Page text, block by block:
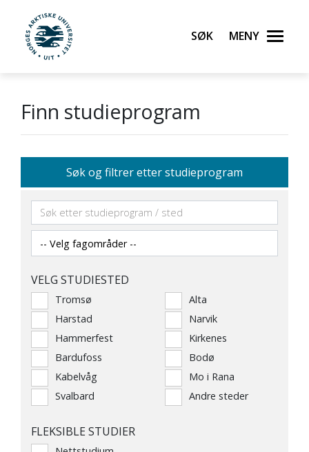
UiT Norges arktiske universitet
Søk Meny
Finn studieprogram
Søk og filtrer etter studieprogram
VELG STUDIESTED
Tromsø
Alta
Harstad
Narvik
Hammerfest
Kirkenes
Bardufoss
Bodø
Kabelvåg
Mo i Rana
Svalbard
Andre steder
FLEKSIBLE STUDIER